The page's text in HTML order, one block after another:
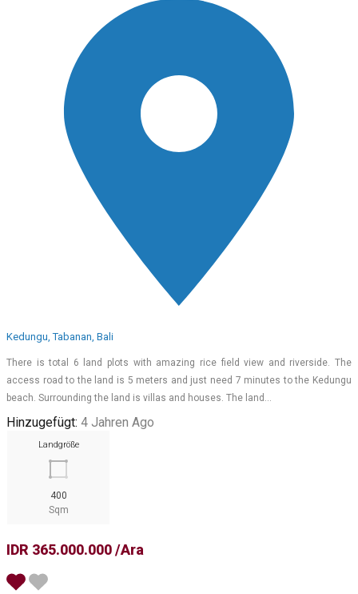
Kedungu, Tabanan, Bali
There is total 6 land plots with amazing rice field view and riverside. The
access road to the land is 5 meters and just need 7 minutes to the Kedungu
beach. Surrounding the land is villas and houses. The land…
Hinzugefügt: 4 Jahren Ago
Landgröße
400
Sqm
IDR 365.000.000 /Ara